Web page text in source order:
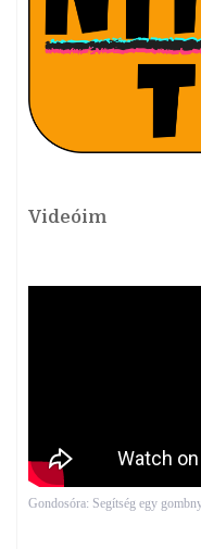
Videóim
Gondosóra: Segítség egy